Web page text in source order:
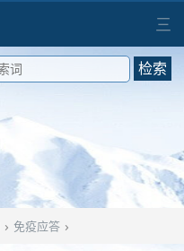
三
检索
› 免疫应答 ›